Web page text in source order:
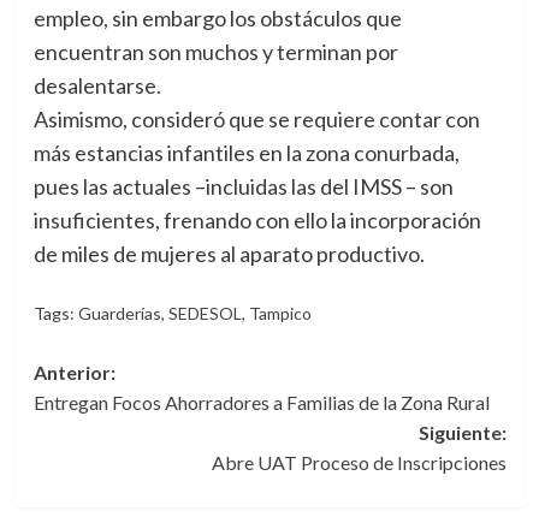
empleo, sin embargo los obstáculos que
encuentran son muchos y terminan por
desalentarse.
Asimismo, consideró que se requiere contar con
más estancias infantiles en la zona conurbada,
pues las actuales –incluidas las del IMSS – son
insuficientes, frenando con ello la incorporación
de miles de mujeres al aparato productivo.
Tags: Guarderías, SEDESOL, Tampico
Navegación
de
Anterior:
Entregan Focos Ahorradores a Familias de la Zona Rural
Siguiente:
Abre UAT Proceso de Inscripciones